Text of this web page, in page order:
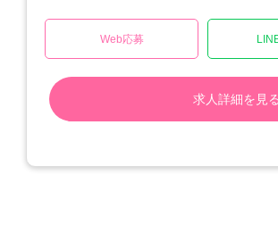
Web応募
求人詳細を見る